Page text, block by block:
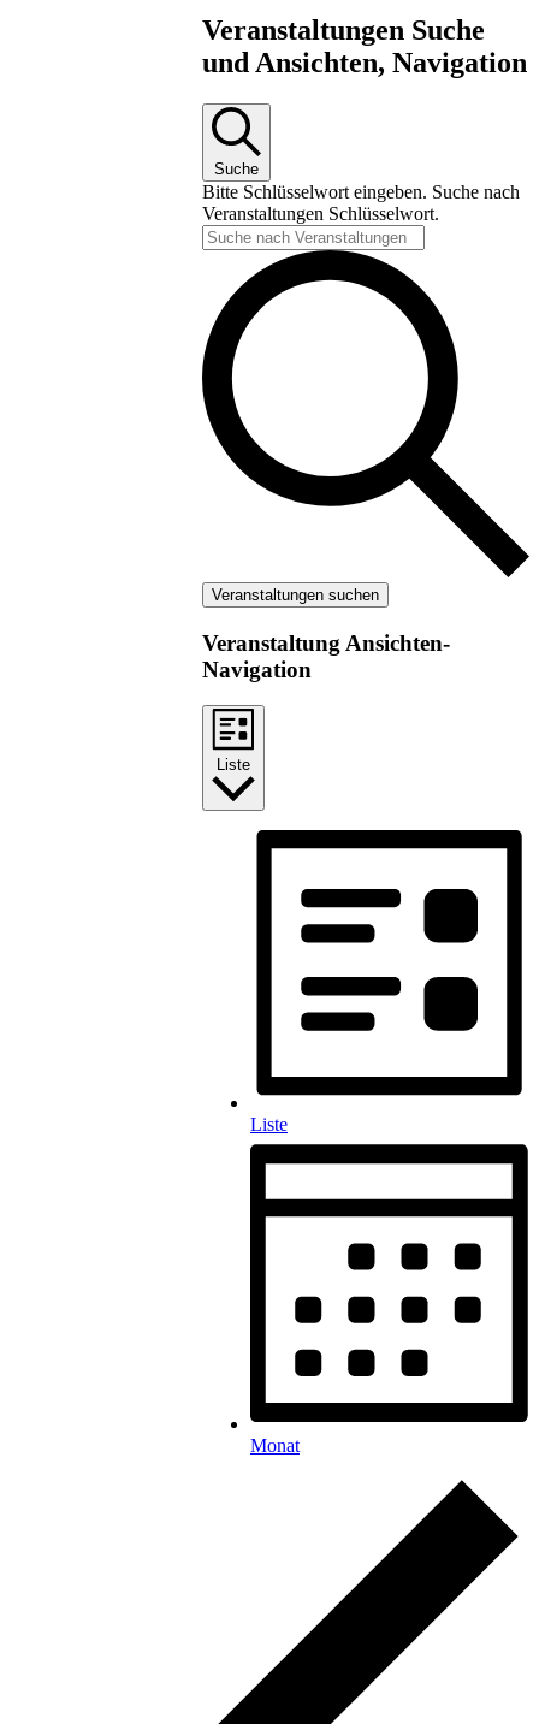
Veranstaltungen Suche
und Ansichten, Navigation
Suche
Bitte Schlüsselwort eingeben. Suche nach
Veranstaltungen Schlüsselwort.
Veranstaltungen suchen
Veranstaltung Ansichten-
Navigation
Liste
Liste
Monat